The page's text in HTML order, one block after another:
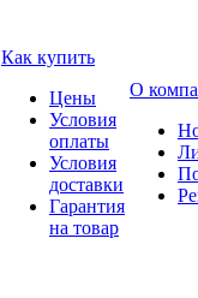
Как купить
Цены
Условия
оплаты
Условия
доставки
Гарантия
на товар
О